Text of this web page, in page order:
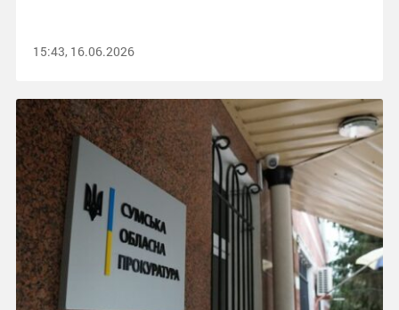
15:43, 16.06.2026